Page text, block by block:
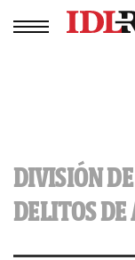
DIVISIÓN
DELITOS DE